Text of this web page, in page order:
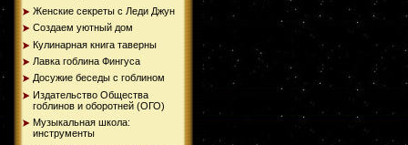
Женские секреты с Леди Джун
Создаем уютный дом
Кулинарная книга таверны
Лавка гоблина Фингуса
Досужие беседы с гоблином
Издательство Общества
гоблинов и оборотней (ОГО)
Музыкальная школа:
инструменты